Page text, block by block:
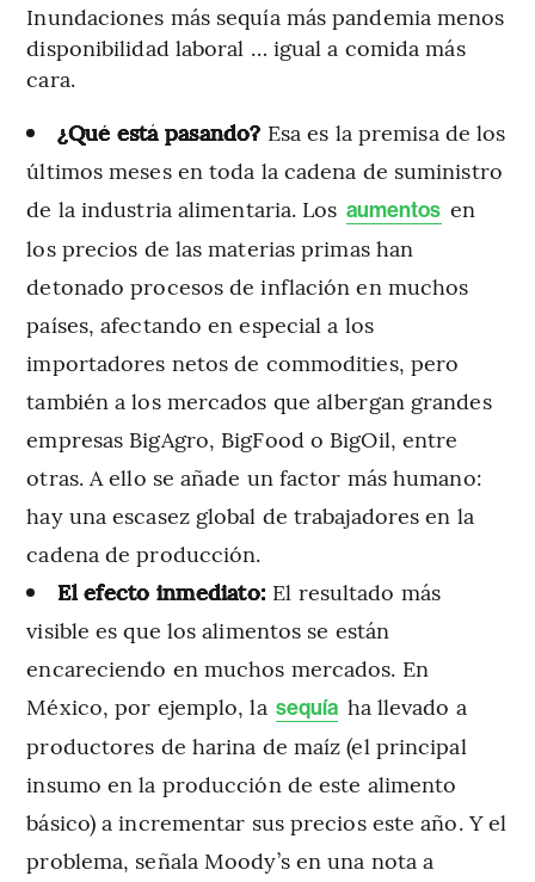
Inundaciones más sequía más pandemia menos
disponibilidad laboral … igual a comida más
cara.
¿Qué está pasando? Esa es la premisa de los
últimos meses en toda la cadena de suministro
de la industria alimentaria. Los aumentos en
los precios de las materias primas han
detonado procesos de inflación en muchos
países, afectando en especial a los
importadores netos de commodities, pero
también a los mercados que albergan grandes
empresas BigAgro, BigFood o BigOil, entre
otras. A ello se añade un factor más humano:
hay una escasez global de trabajadores en la
cadena de producción.
El efecto inmediato: El resultado más
visible es que los alimentos se están
encareciendo en muchos mercados. En
México, por ejemplo, la sequía ha llevado a
productores de harina de maíz (el principal
insumo en la producción de este alimento
básico) a incrementar sus precios este año. Y el
problema, señala Moody’s en una nota a